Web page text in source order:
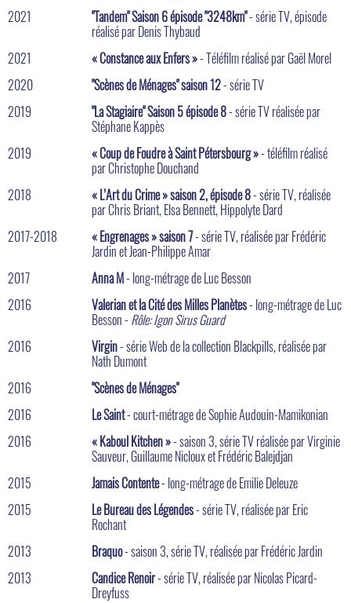
2021
"Tandem" Saison 6 épisode "3248km"- série TV, épisode
réalisé par Denis Thybaud
2021
« Constance aux Enfers »- Téléfilm réalisé par Gaël Morel
2020
"Scènes de Ménages" saison 12- série TV
2019
"La Stagiaire" Saison 5 épisode 8- série TV réalisée par
Stéphane Kappès
2019
« Coup de Foudre à Saint Pétersbourg »- téléfilm réalisé
par Christophe Douchand
2018
« L’Art du Crime » saison 2, épisode 8- série TV, réalisée
par Chris Briant, Elsa Bennett, Hippolyte Dard
2017-2018
« Engrenages » saison 7- série TV, réalisée par Frédéric
Jardin et Jean-Philippe Amar
2017
Anna M- long-métrage de Luc Besson
2016
Valerian et la Cité des Milles Planètes- long-métrage de Luc
Besson - Rôle: Igon Sirus Guard
2016
Virgin- série Web de la collection Blackpills, réalisée par
Nath Dumont
2016
"Scènes de Ménages"
2016
Le Saint- court-métrage de Sophie Audouin-Mamikonian
2016
« Kaboul Kitchen »- saison 3, série TV réalisée par Virginie
Sauveur, Guillaume Nicloux et Frédéric Balejdjan
2015
Jamais Contente- long-métrage de Emilie Deleuze
2015
Le Bureau des Légendes- série TV, réalisée par Eric
Rochant
2013
Braquo- saison 3, série TV, réalisée par Frédéric Jardin
2013
Candice Renoir- série TV, réalisée par Nicolas Picard-
Dreyfuss